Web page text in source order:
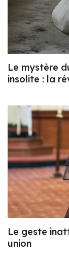
Le mystère
insolite : la
Le geste
union